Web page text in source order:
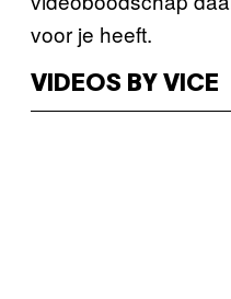
voor je heeft.
VIDEOS BY VICE